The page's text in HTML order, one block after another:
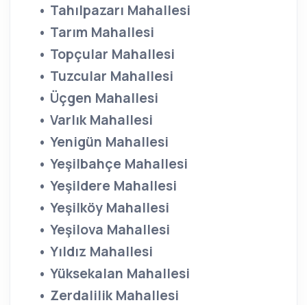
• Tahılpazarı Mahallesi
• Tarım Mahallesi
• Topçular Mahallesi
• Tuzcular Mahallesi
• Üçgen Mahallesi
• Varlık Mahallesi
• Yenigün Mahallesi
• Yeşilbahçe Mahallesi
• Yeşildere Mahallesi
• Yeşilköy Mahallesi
• Yeşilova Mahallesi
• Yıldız Mahallesi
• Yüksekalan Mahallesi
• Zerdalilik Mahallesi